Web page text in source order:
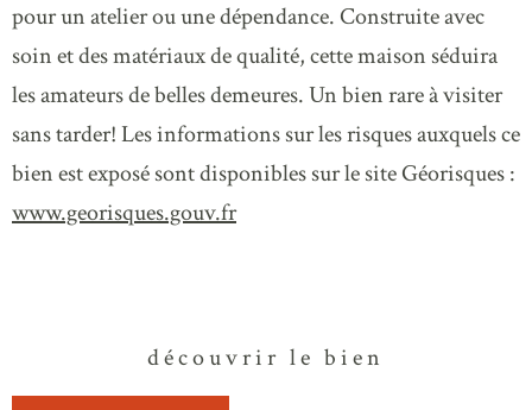
pour un atelier ou une dépendance. Construite avec
soin et des matériaux de qualité, cette maison séduira
les amateurs de belles demeures. Un bien rare à visiter
sans tarder! Les informations sur les risques auxquels ce
bien est exposé sont disponibles sur le site Géorisques :
www.georisques.gouv.fr
découvrir le bien